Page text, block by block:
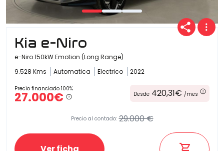
Kia e-Niro
e-Niro 150kW Emotion (Long Range)
9.528 Kms
Automatica Electrico 2022
Precio financiado 100%
27.000€ Desde 420,31€ /mes
Precio al contado: 29.000 €